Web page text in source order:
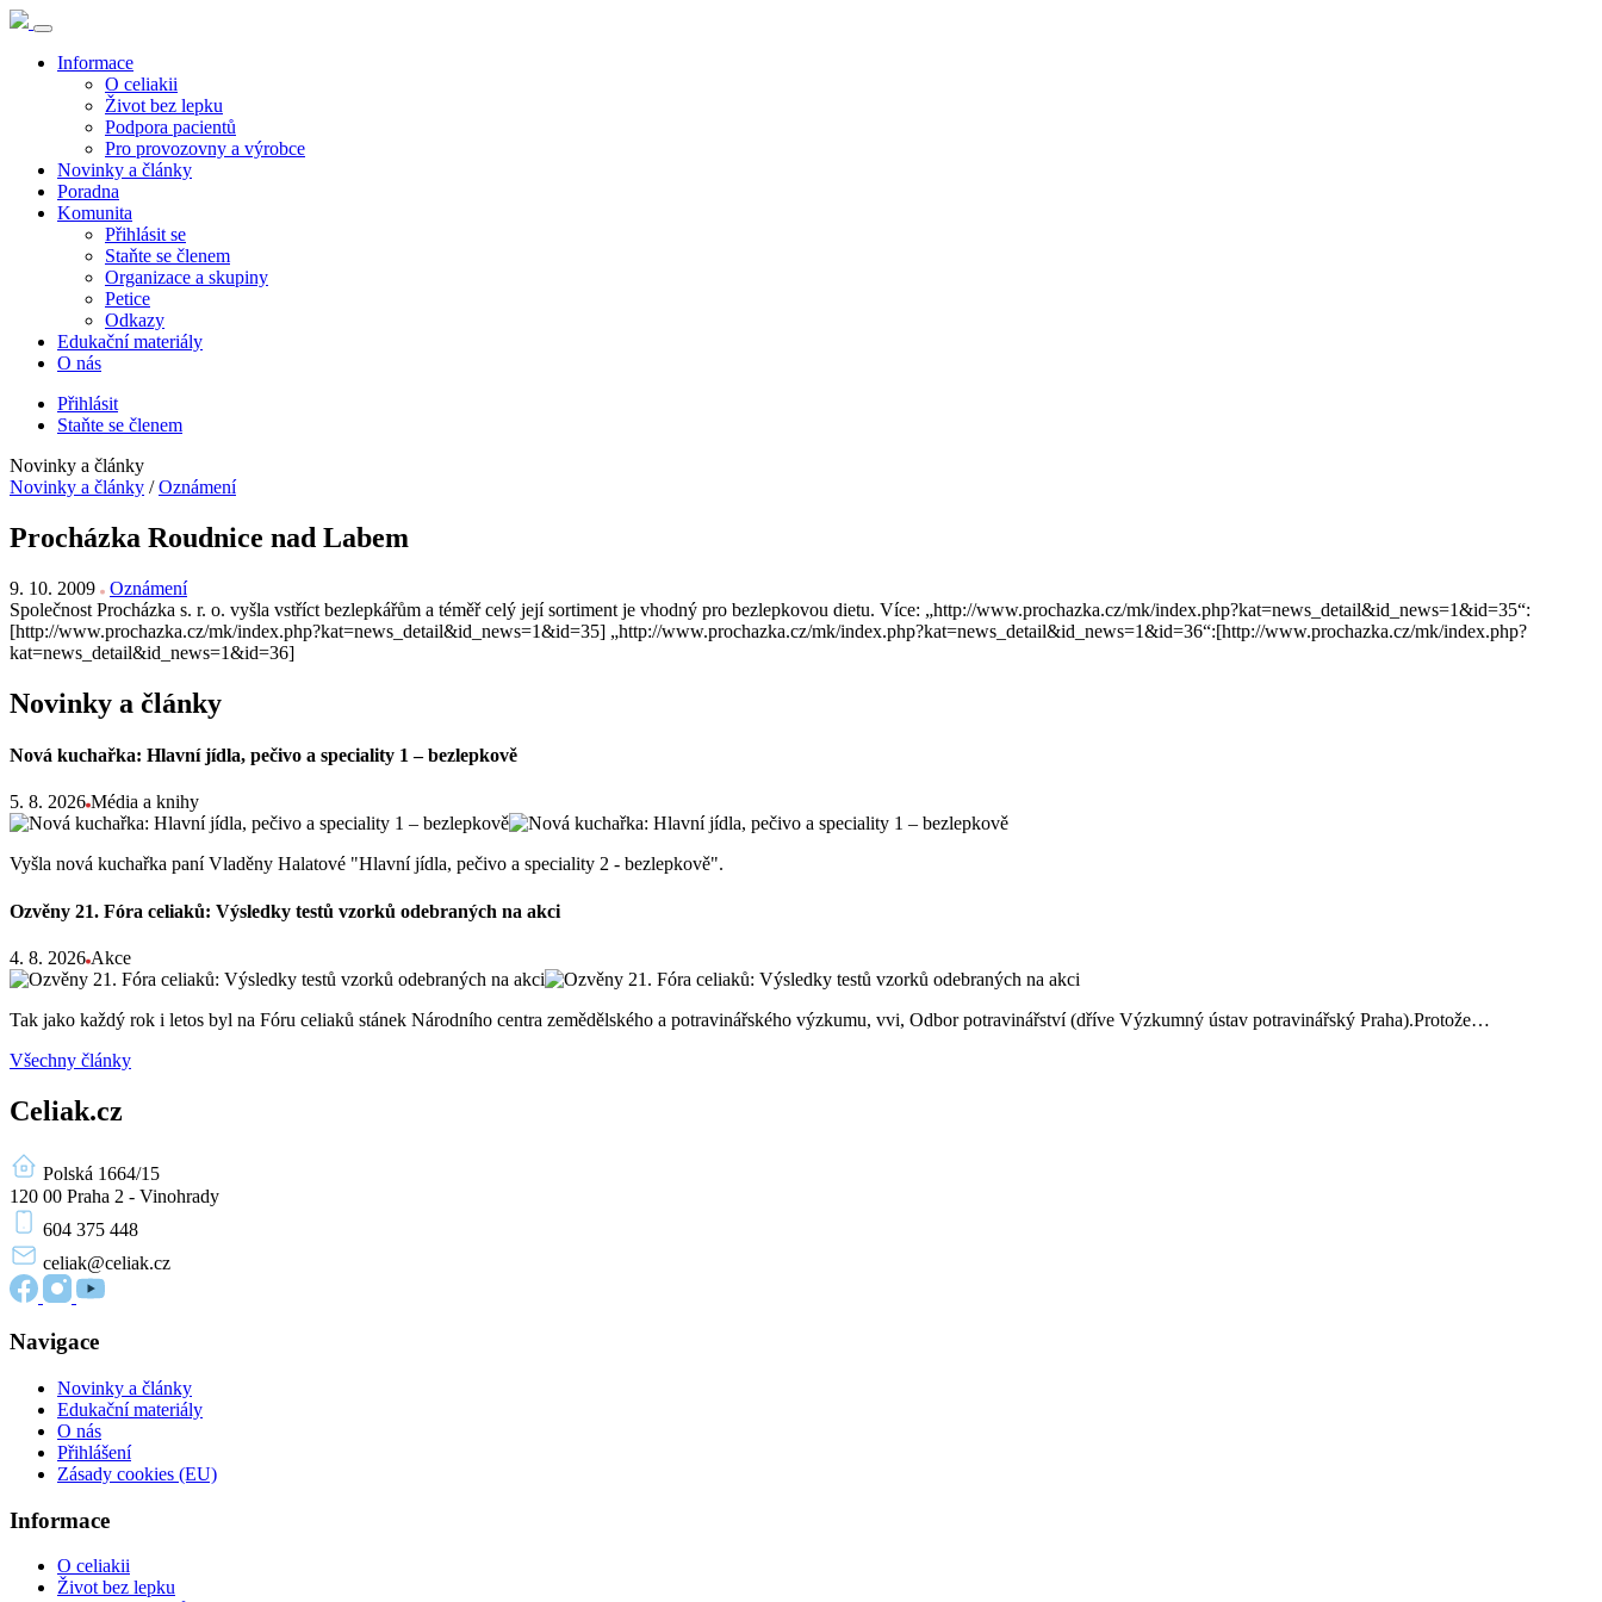
Informace
O celiakii
Život bez lepku
Podpora pacientů
Pro provozovny a výrobce
Novinky a články
Poradna
Komunita
Přihlásit se
Staňte se členem
Organizace a skupiny
Petice
Odkazy
Edukační materiály
O nás
Přihlásit
Staňte se členem
Novinky a články
Novinky a články / Oznámení
Procházka Roudnice nad Labem
9. 10. 2009
Oznámení
Společnost Procházka s. r. o. vyšla vstříct bezlepkářům a téměř celý její sortiment je vhodný pro bezlepkovou dietu. Více: „http://www.prochazka.cz/mk/index.php?kat=news_detail&id_news=1&id=35“:
[http://www.prochazka.cz/mk/index.php?kat=news_detail&id_news=1&id=35] „http://www.prochazka.cz/mk/index.php?kat=news_detail&id_news=1&id=36“:[http://www.prochazka.cz/mk/index.php?
kat=news_detail&id_news=1&id=36]
Novinky a články
Nová kuchařka: Hlavní jídla, pečivo a speciality 1 – bezlepkově
5. 8. 2026 Média a knihy
Vyšla nová kuchařka paní Vladěny Halatové "Hlavní jídla, pečivo a speciality 2 - bezlepkově".
Ozvěny 21. Fóra celiaků: Výsledky testů vzorků odebraných na akci
4. 8. 2026 Akce
Tak jako každý rok i letos byl na Fóru celiaků stánek Národního centra zemědělského a potravinářského výzkumu, vvi, Odbor potravinářství (dříve Výzkumný ústav potravinářský Praha).Protože…
Všechny články
Celiak.cz
Polská 1664/15
120 00 Praha 2 - Vinohrady
604 375 448
celiak@celiak.cz
Navigace
Novinky a články
Edukační materiály
O nás
Přihlášení
Zásady cookies (EU)
Informace
O celiakii
Život bez lepku